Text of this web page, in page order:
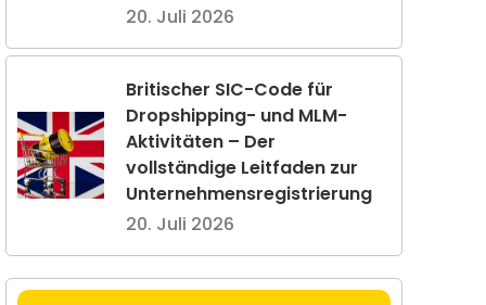
20. Juli 2026
Britischer SIC-Code für
Dropshipping- und MLM-
Aktivitäten – Der
vollständige Leitfaden zur
Unternehmensregistrierung
20. Juli 2026